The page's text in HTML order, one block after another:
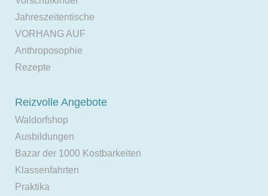
Jahreszeitentische
VORHANG AUF
Anthroposophie
Rezepte
Reizvolle Angebote
Waldorfshop
Ausbildungen
Bazar der 1000 Kostbarkeiten
Klassenfahrten
Praktika